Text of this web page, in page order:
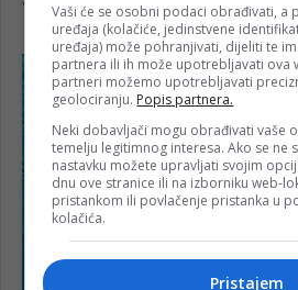
Vaši će se osobni podaci obrađivati, a
uređaja (kolačiće, jedinstvene
uređaja) može pohranjivati, dijeliti te
partnera ili ih može upotrebljavati ova
partneri možemo upotrebljavati
geolociranju. Popis partnera.
Neki dobavljači mogu obrađivati vaše
temelju legitimnog interesa. Ako se ne
nastavku možete upravljati svojim
dnu ove stranice ili na izborniku web-
pristankom ili povlačenje pristanka u
kolačića.
Pristajem